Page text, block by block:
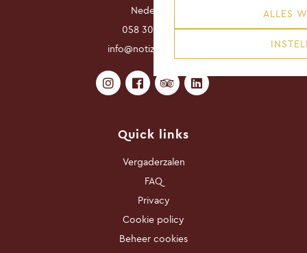
Nederland
058 3030 800
info@notizhotel.com
Quick links
Vergaderzalen
FAQ
Privacy
Cookie policy
Beheer cookies
ALLES